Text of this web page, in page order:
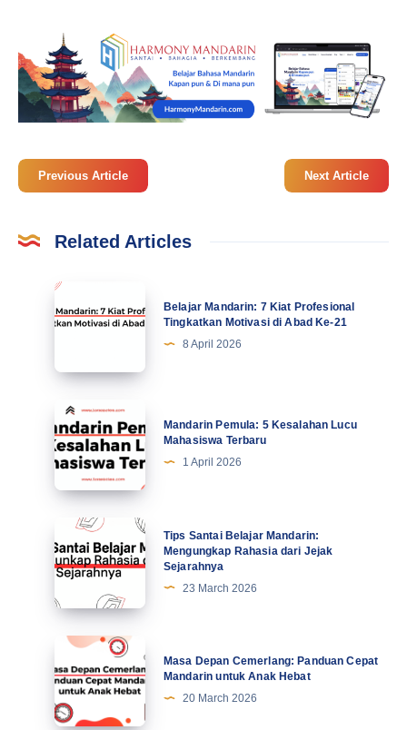
Previous Article Next Article
Related Articles
Belajar
Mandarin:
Profesional
Tingkatkan
Motivasi
di
Abad
Ke-
Belajar Mandarin: 7 Kiat Profesional
Tingkatkan Motivasi di Abad Ke-21
8 April 2026
Mandarin
Pemula:
5
Kesalahan
Lucu
Mahasiswa
Terbaru
Mandarin Pemula: 5 Kesalahan Lucu
Mahasiswa Terbaru
1 April 2026
Tips
Santai
Belajar
Mandarin:
Mengungkap
Rahasia
dari
Jejak
Sejarahnya
Tips Santai Belajar Mandarin:
Mengungkap Rahasia dari Jejak
Sejarahnya
23 March 2026
Masa
Depan
Cemerlang:
Panduan
Masa Depan Cemerlang: Panduan Cepat
Mandarin untuk Anak Hebat
20 March 2026